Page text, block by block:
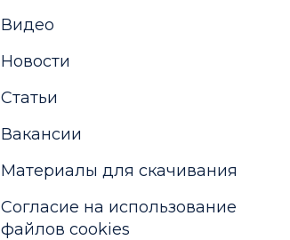
Видео
Новости
Статьи
Вакансии
Материалы для скачивания
Cогласие на использование
файлов cookies